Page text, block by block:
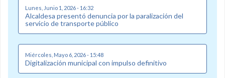
Lunes, Junio 1, 2026 - 16:32
Alcaldesa presentó denuncia por la paralización del
servicio de transporte público
Miércoles, Mayo 6, 2026 - 15:48
Digitalización municipal con impulso definitivo